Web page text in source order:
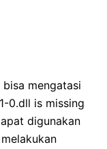
mengatasi
0.dll is missing
digunakan